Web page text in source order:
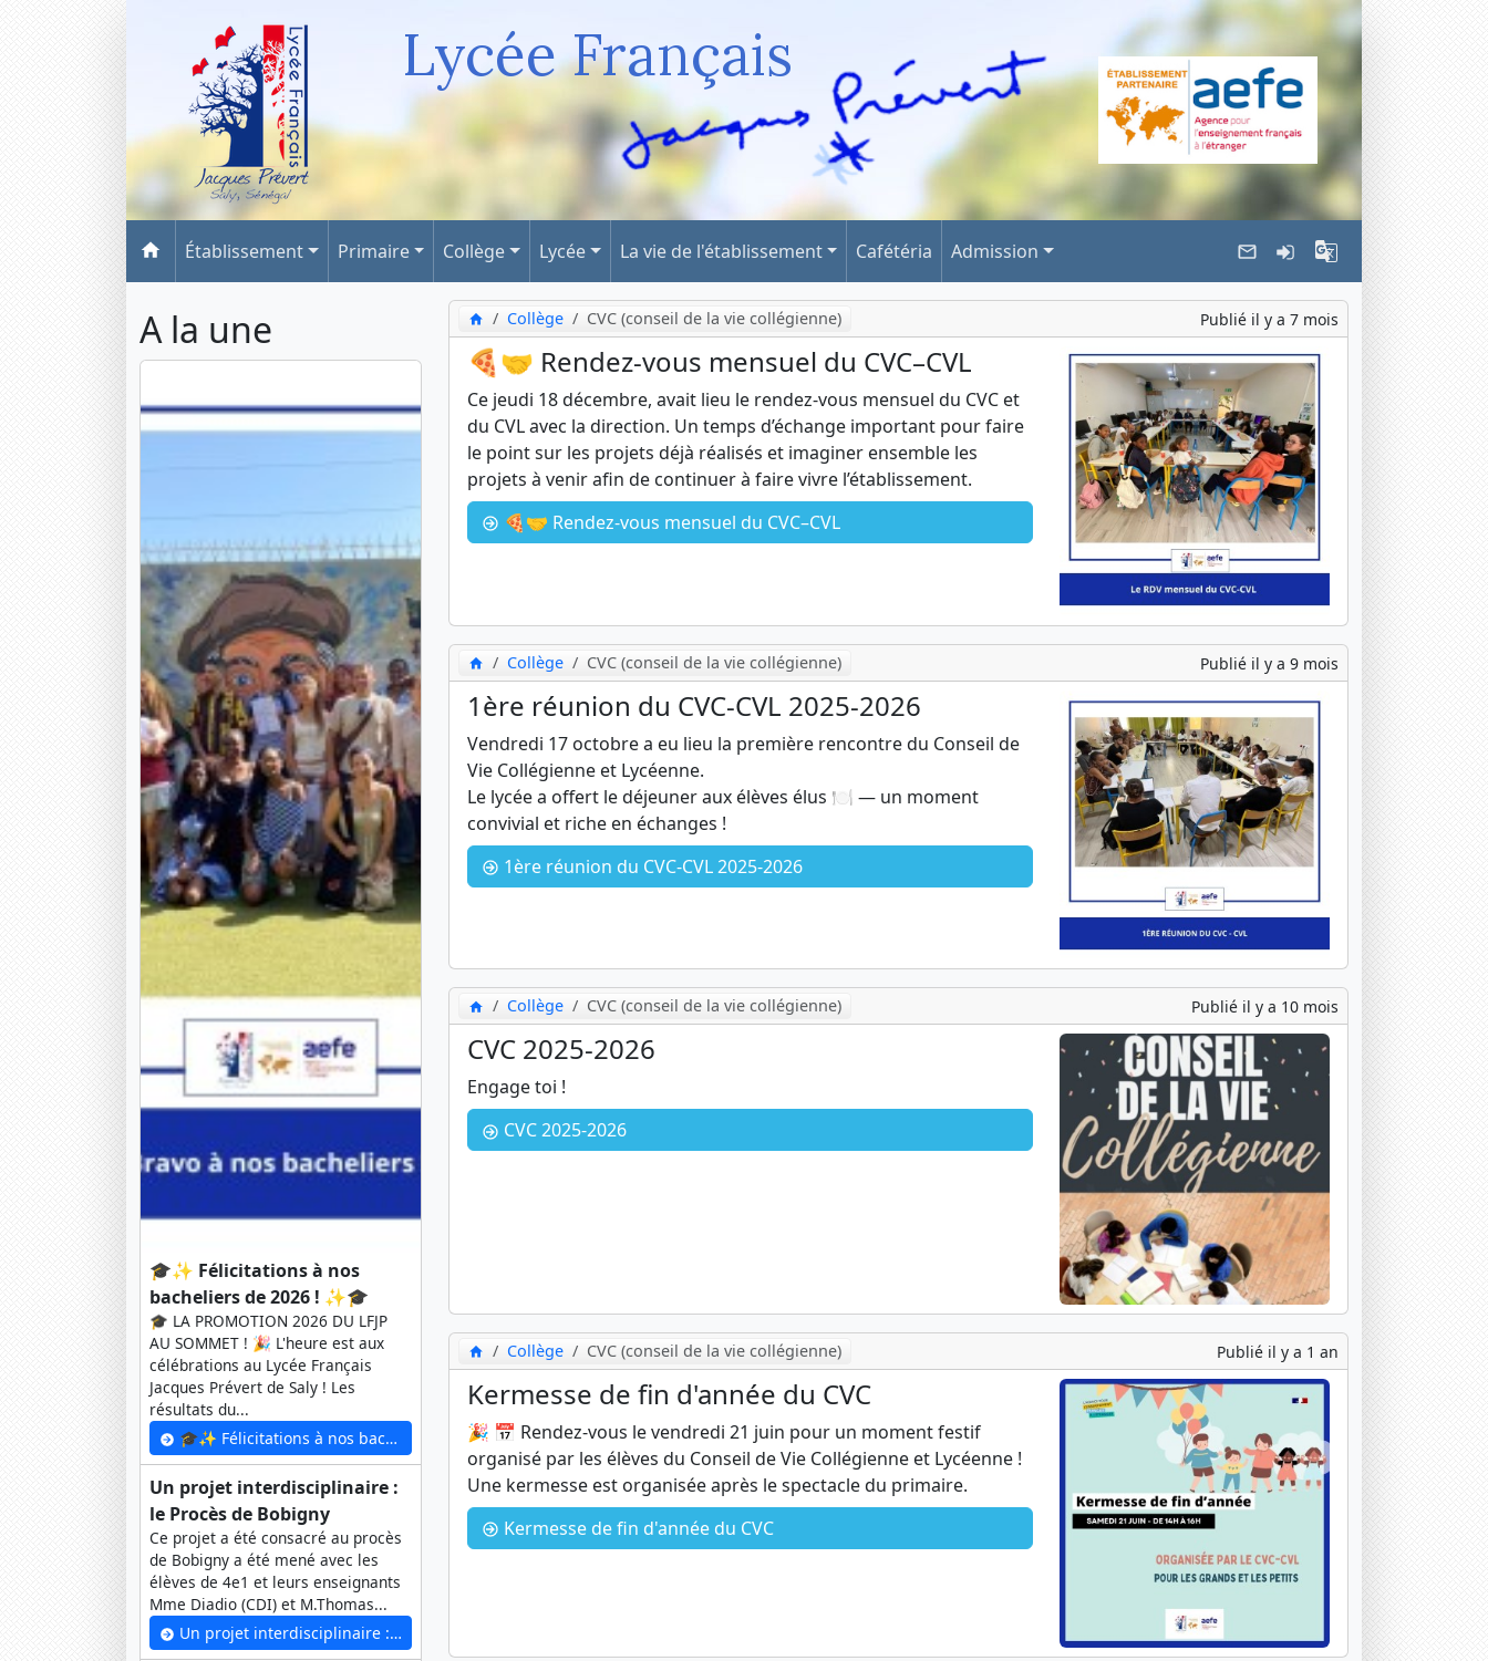
Lycée Français
Établissement Primaire Collège Lycée La vie de l'établissement Cafétéria Admission
A la une
🎓✨ Félicitations à nos
bacheliers de 2026 ! ✨🎓
🎓 LA PROMOTION 2026 DU LFJP
AU SOMMET ! 🎉 L'heure est aux
célébrations au Lycée Français
Jacques Prévert de Saly ! Les
résultats du...
🎓✨ Félicitations à nos bacheliers de 2026 ! ✨🎓
Un projet interdisciplinaire :
le Procès de Bobigny
Ce projet a été consacré au procès
de Bobigny a été mené avec les
élèves de 4e1 et leurs enseignants
Mme Diadio (CDI) et M.Thomas...
Un projet interdisciplinaire : le Procès de Bobigny
Collège CVC (conseil de la vie collégienne) Publié il y a 7 mois
🍕🤝 Rendez-vous mensuel du CVC–CVL
Ce jeudi 18 décembre, avait lieu le rendez-vous mensuel du CVC et
du CVL avec la direction. Un temps d’échange important pour faire
le point sur les projets déjà réalisés et imaginer ensemble les
projets à venir afin de continuer à faire vivre l’établissement.
🍕🤝 Rendez-vous mensuel du CVC–CVL
Collège CVC (conseil de la vie collégienne) Publié il y a 9 mois
1ère réunion du CVC-CVL 2025-2026
Vendredi 17 octobre a eu lieu la première rencontre du Conseil de
Vie Collégienne et Lycéenne.
Le lycée a offert le déjeuner aux élèves élus 🍽️ — un moment
convivial et riche en échanges !
1ère réunion du CVC-CVL 2025-2026
Collège CVC (conseil de la vie collégienne) Publié il y a 10 mois
CVC 2025-2026
Engage toi !
CVC 2025-2026
Collège CVC (conseil de la vie collégienne) Publié il y a 1 an
Kermesse de fin d'année du CVC
🎉 📅 Rendez-vous le vendredi 21 juin pour un moment festif
organisé par les élèves du Conseil de Vie Collégienne et Lycéenne !
Une kermesse est organisée après le spectacle du primaire.
Kermesse de fin d'année du CVC